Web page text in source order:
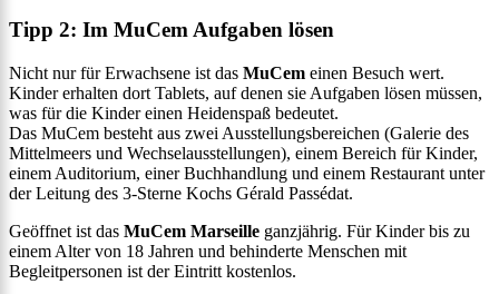
Tipp 2: Im MuCem Aufgaben lösen
Nicht nur für Erwachsene ist das MuCem einen Besuch wert.
Kinder erhalten dort Tablets, auf denen sie Aufgaben lösen müssen,
was für die Kinder einen Heidenspaß bedeutet.
Das MuCem besteht aus zwei Ausstellungsbereichen (Galerie des
Mittelmeers und Wechselausstellungen), einem Bereich für Kinder,
einem Auditorium, einer Buchhandlung und einem Restaurant unter
der Leitung des 3-Sterne Kochs Gérald Passédat.
Geöffnet ist das MuCem Marseille ganzjährig. Für Kinder bis zu
einem Alter von 18 Jahren und behinderte Menschen mit
Begleitpersonen ist der Eintritt kostenlos.